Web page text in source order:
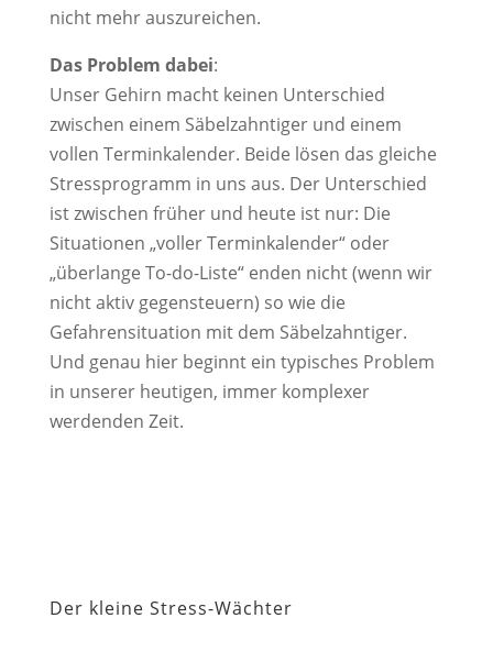
nicht mehr auszureichen.
Das Problem dabei:
Unser Gehirn macht keinen Unterschied
zwischen einem Säbelzahntiger und einem
vollen Terminkalender. Beide lösen das gleiche
Stressprogramm in uns aus. Der Unterschied
ist zwischen früher und heute ist nur: Die
Situationen „voller Terminkalender“ oder
„überlange To-do-Liste“ enden nicht (wenn wir
nicht aktiv gegensteuern) so wie die
Gefahrensituation mit dem Säbelzahntiger.
Und genau hier beginnt ein typisches Problem
in unserer heutigen, immer komplexer
werdenden Zeit.
Der kleine Stress-Wächter